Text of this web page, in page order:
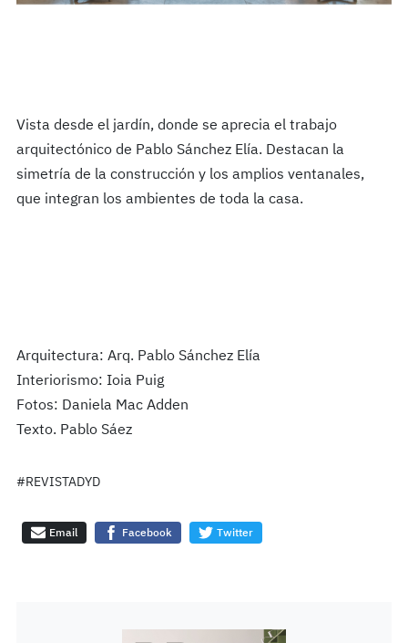
Vista desde el jardín, donde se aprecia el trabajo
arquitectónico de Pablo Sánchez Elía. Destacan la
simetría de la construcción y los amplios ventanales,
que integran los ambientes de toda la casa.
Arquitectura: Arq. Pablo Sánchez Elía
Interiorismo: Ioia Puig
Fotos: Daniela Mac Adden
Texto. Pablo Sáez
#REVISTADYD
Email Facebook Twitter